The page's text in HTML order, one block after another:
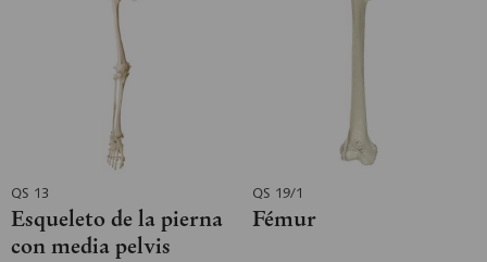
QS 13
Esqueleto de la pierna
con media pelvis
QS 19/1
Fémur